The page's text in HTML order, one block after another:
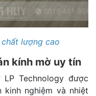
lượng cao
kính mờ uy tín
Technology được
nghiệm và nhiệt